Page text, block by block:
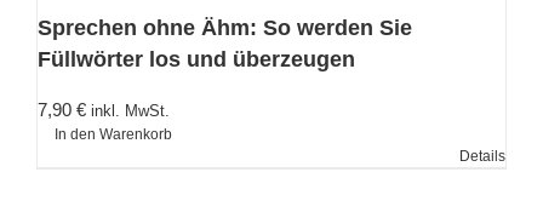
Sprechen ohne Ähm: So werden Sie
Füllwörter los und überzeugen
7,90 € inkl. MwSt.
In den Warenkorb
Details